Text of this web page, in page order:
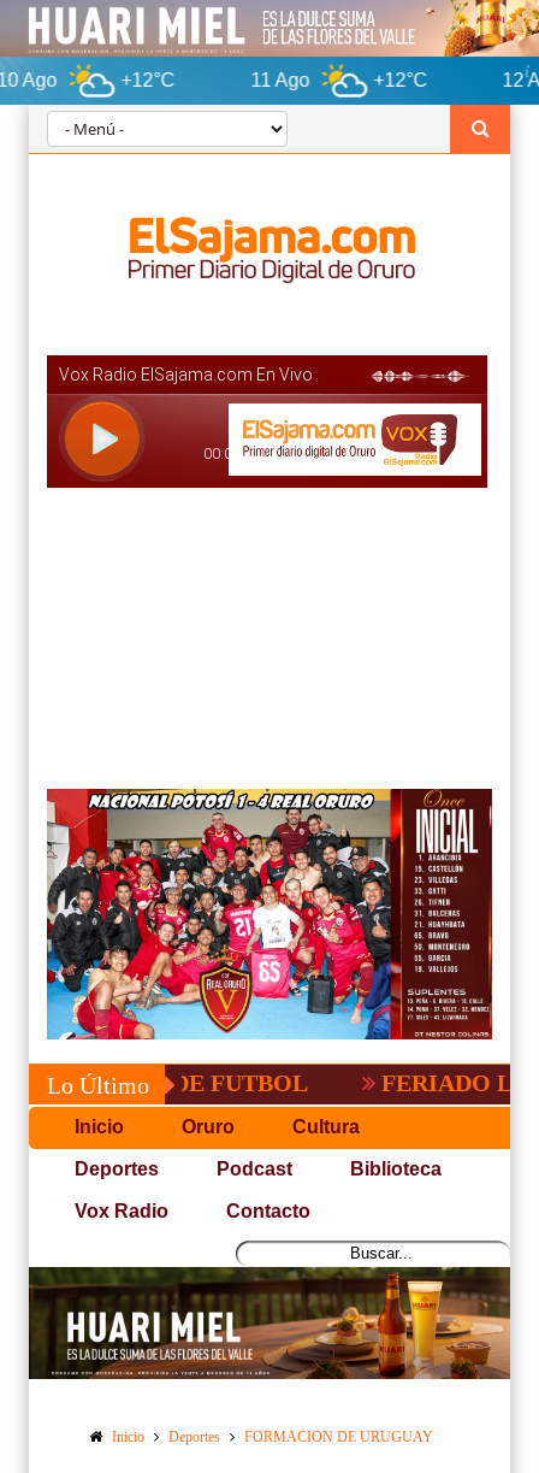
+12°C 11 Ago +12°C 12 Ago
Lo ÚltimoDE FUTBOL FERIADO LARGO
Inicio Oruro Cultura
Deportes Podcast Biblioteca
Vox Radio Contacto
Inicio Deportes FORMACION DE URUGUAY